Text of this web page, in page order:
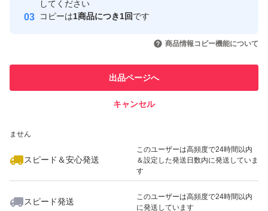
取引実績
引を完了させた実績があります
での取引実績があります
ません
スピード＆安心発送
このユーザーは高頻度で24時間以内
＆設定した発送日数内に発送していま
す
スピード発送
このユーザーは高頻度で24時間以内
に発送しています
してください
コピーは1商品につき1回です
商品情報コピー機能について
出品ページへ
キャンセル